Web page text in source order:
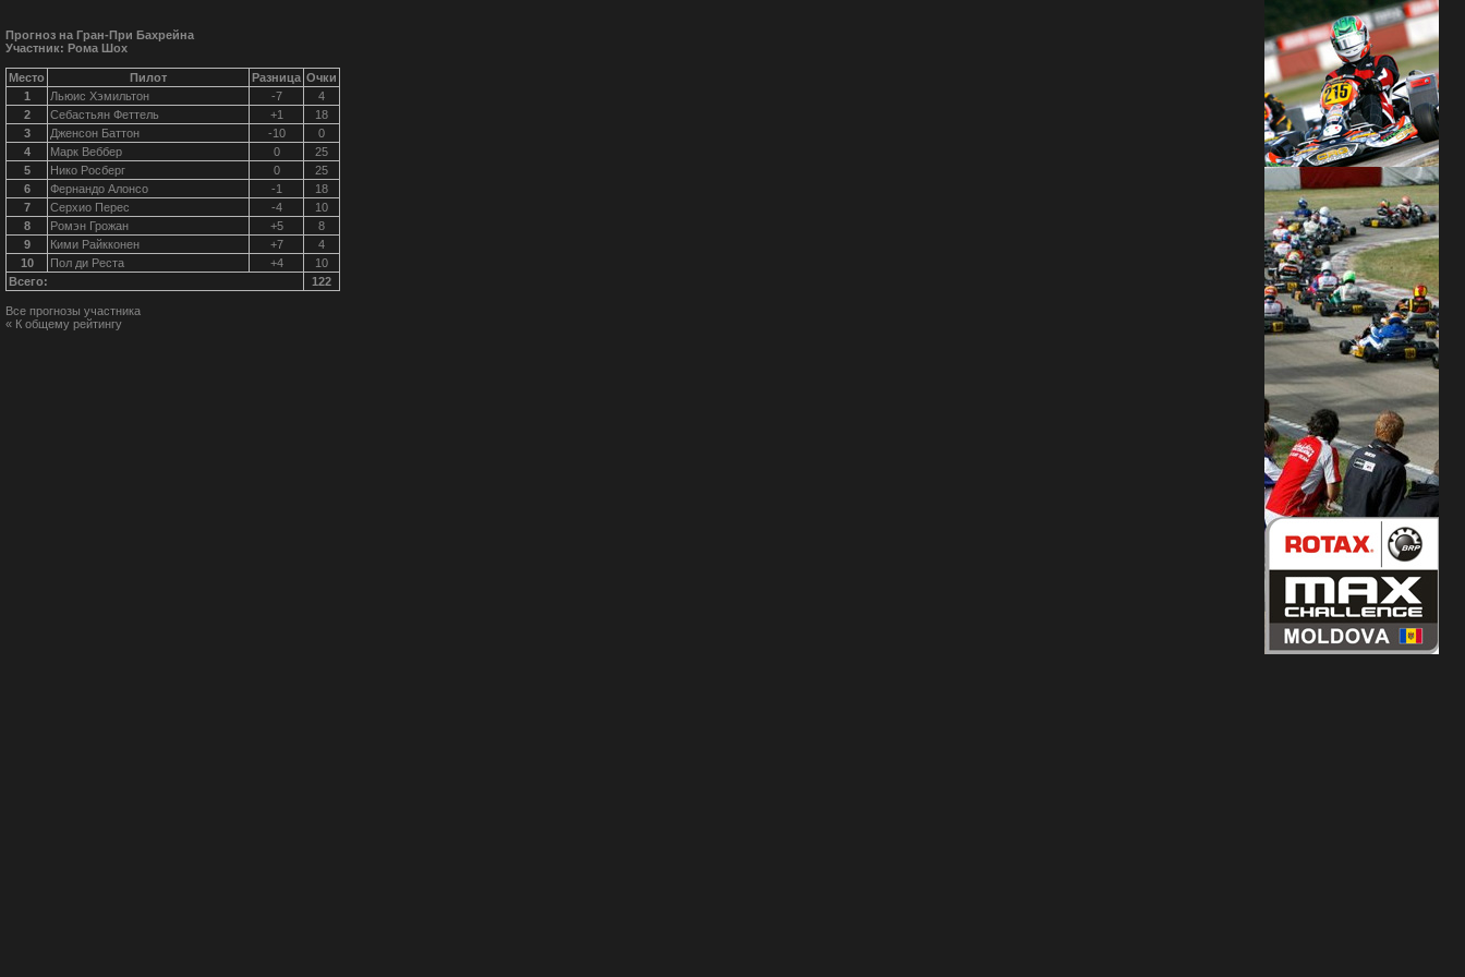
Прогноз на Гран-При Бахрейна
Участник: Рома Шох
Место Пилот Разница Очки
1
Льюис Хэмильтон -7
4
2
Себастьян Феттель +1
18
3
Дженсон Баттон -10
0
4
Марк Веббер 0
25
5
Нико Росберг 0
25
6
Фернандо Алонсо -1
18
7
Серхио Перес -4
10
8
Ромэн Грожан +5
8
9
Кими Райкконен +7
4
10
Пол ди Реста +4
10
Всего:
122
Все прогнозы участника
« К общему рейтингу